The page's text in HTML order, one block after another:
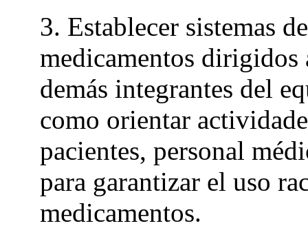
3. Establecer sistemas
medicamentos dirigidos
demás integrantes del
como orientar
pacientes, personal
para garantizar el uso
medicamentos.